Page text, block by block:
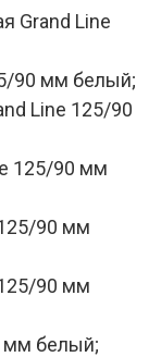
Grand Line
90 мм белый;
Line 125/90
125/90 мм
90 мм
90 мм
мм белый;